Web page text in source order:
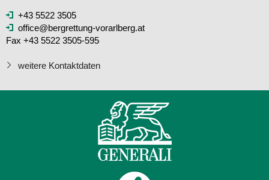
+43 5522 3505
office@bergrettung-vorarlberg.at
Fax +43 5522 3505-595
weitere Kontaktdaten